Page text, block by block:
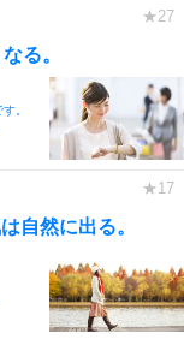
る。
。
自然に出る。